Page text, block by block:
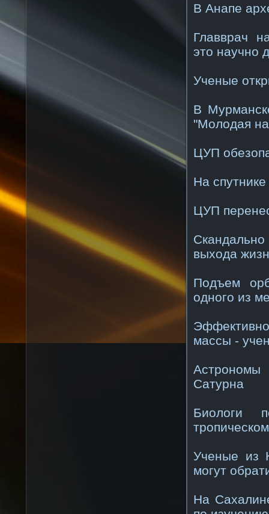
В Анапе
Главврач
это научно
Ученые
В
"Молодая
ЦУП
На
ЦУП
выхода
Подъем
одного из
массы -
Астрономы
Сатурна
Биологи
Ученые из
могут
На